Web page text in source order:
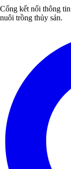
Cổng kết nối thông
nuôi trồng thủy sản.